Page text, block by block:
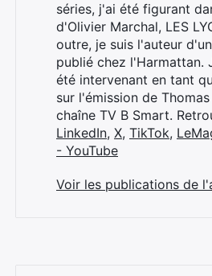
séries, j'ai été figurant
d'Olivier Marchal, LES
outre, je suis l'auteur
publié chez l'Harmattan.
été intervenant en tant
sur l'émission de
chaîne TV B Smart.
LinkedIn, X, TikTok,
- YouTube
Voir les publications de